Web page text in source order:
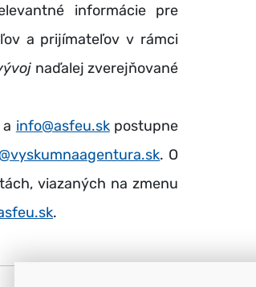
informácie pre
a prijímateľov v rámci
naďalej zverejňované
a info@asfeu.skpostupne
. O
viazaných na zmenu
.